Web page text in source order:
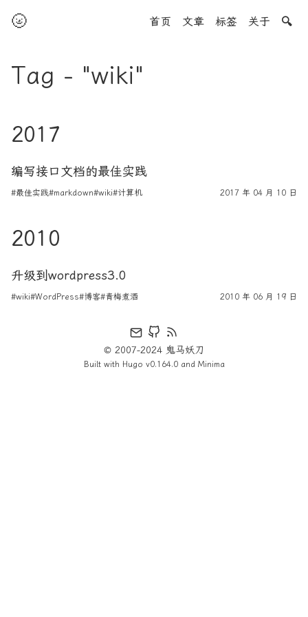
🌝 首页 文章 标签 关于 🔍
Tag - "wiki"
2017
编写接口文档的最佳实践
#最佳实践#markdown#wiki#计算机 2017 年 04 月 10 日
2010
升级到wordpress3.0
#wiki#WordPress#博客#青梅煮酒 2010 年 06 月 19 日
© 2007-2024 鬼马妖刀
Built with Hugo v0.164.0 and Minima